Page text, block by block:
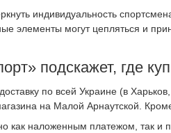
индивидуальность
элементы могут цепляться и
подскажет, где
по всей Украине (в
на Малой Арнаутской.
как наложенным платежом, так и